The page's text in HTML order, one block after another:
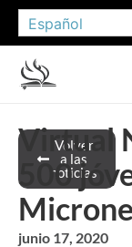
Español
Volver
a las
noticias
Virtual
500
junio 17, 2020